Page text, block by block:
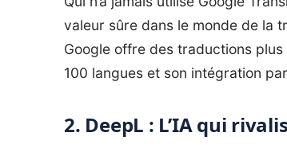
valeur sûre dans le monde de la
Google offre des traductions
100 langues et son intégration
2. DeepL : L’IA qui